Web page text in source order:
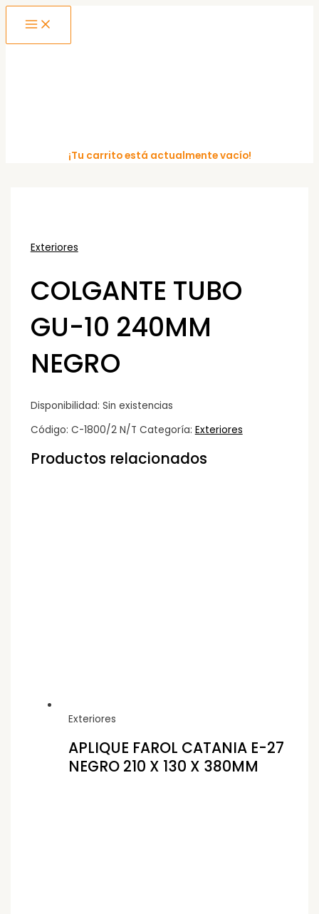
Ir
MENU
¡Tu carrito está actualmente vacío!
Exteriores
COLGANTE TUBO
GU-10 240MM
NEGRO
Disponibilidad: Sin existencias
Código: C-1800/2 N/T Categoría: Exteriores
Productos relacionados
Exteriores
APLIQUE FAROL CATANIA E-27
NEGRO 210 X 130 X 380MM